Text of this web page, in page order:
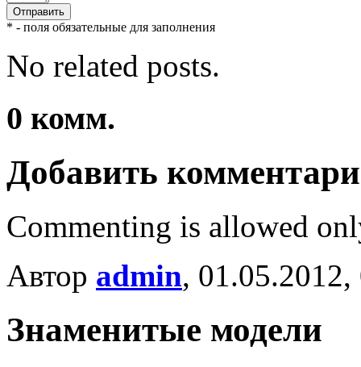
* - поля обязательные для заполнения
No related posts.
0 комм.
Добавить
Commenting is allowed
Автор admin,
Знаменитые модели